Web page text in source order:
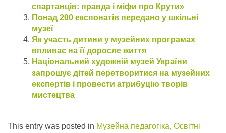
спартанців: правда і міфи про Крути»
Понад 200 експонатів передано у шкільні
музеї
Як участь дитини у музейних програмах
впливає на її доросле життя
Національний художній музей України
запрошує дітей перетворитися на музейних
експертів і провести атрибуцію творів
мистецтва
This entry was posted in Музейна педагогіка, Освітні